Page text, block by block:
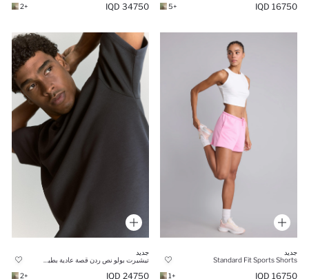
16750 IQD
+5
34750 IQD
+2
جديد
Standard Fit Sports Shorts
16750 IQD
+1
جديد
تيشيرت بولو نص ردن قصة عادية بطبعة شعار
24750 IQD
+2